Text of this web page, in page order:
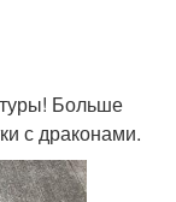
Больше
с драконами.